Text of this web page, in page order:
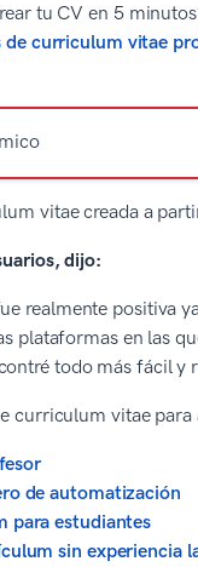
tu CV en 5
de curriculum vitae
vitae creada a
dijo:
realmente positiva
plataformas en las
todo más fácil y
curriculum vitae
de automatización
para estudiantes
sin experiencia